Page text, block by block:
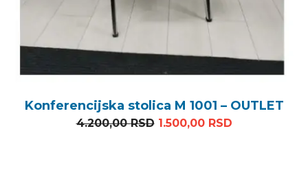
Konferencijska stolica M 1001 – OUTLET
4.200,00RSD Originalna cena je bila:
1.500,00 RSDTrenutna